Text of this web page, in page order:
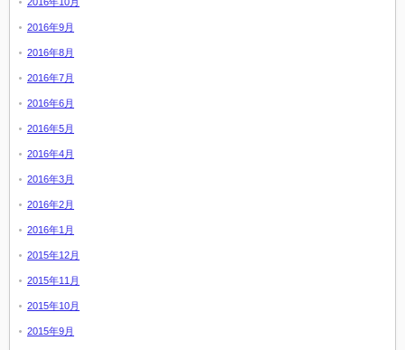
2016年9月
2016年8月
2016年7月
2016年6月
2016年5月
2016年4月
2016年3月
2016年2月
2016年1月
2015年12月
2015年11月
2015年10月
2015年9月